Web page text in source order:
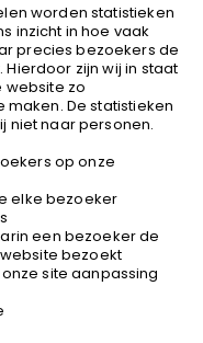
worden statistieken
inzicht in hoe vaak
precies bezoekers de
zijn wij in staat
website zo
De statistieken
niet naar personen.
op onze
elke bezoeker
een bezoeker de
bezoekt
site aanpassing